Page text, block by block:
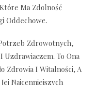
Ma Zdolność
Oddechowe.
Zdrowotnych,
Uzdrawiaczem. To Ona
Zdrowia I Witalności, A
Najcenniejszych